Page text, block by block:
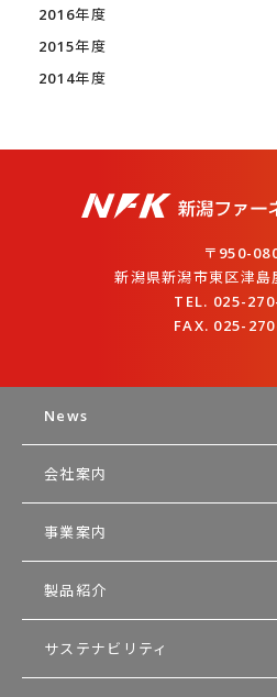
2016年度
2015年度
2014年度
〒950-
新潟県新潟市東区津島
TEL. 025-
FAX. 025-
News
会社案内
事業案内
製品紹介
サステナビリティ